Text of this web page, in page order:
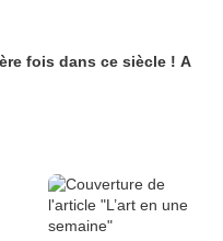
fois dans ce siècle ! A